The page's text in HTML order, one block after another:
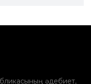
әдебиет,